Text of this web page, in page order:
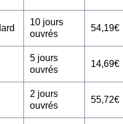
10 jours
ouvrés
54,19€
5 jours
ouvrés
14,69€
2 jours
ouvrés
55,72€